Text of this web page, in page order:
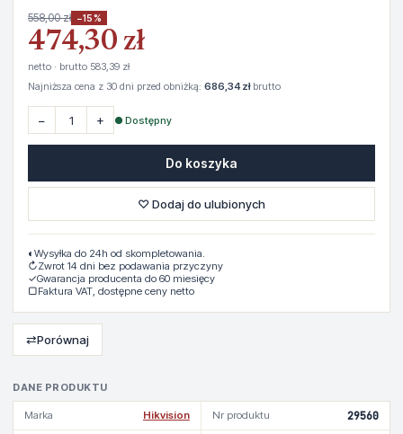
DANE PRODUKTU
Marka Hikvision Nr produktu 29560
558,00 zł −15%
474,30 zł
netto · brutto 583,39 zł
Najniższa cena z 30 dni przed obniżką: 686,34 złbrutto
− + ● Dostępny
Do koszyka
♡ Dodaj do ulubionych
◐ Wysyłka do 24h od skompletowania.
↻Zwrot 14 dni bez podawania przyczyny
✓Gwarancja producenta do 60 miesięcy
▢Faktura VAT, dostępne ceny netto
⇄Porównaj